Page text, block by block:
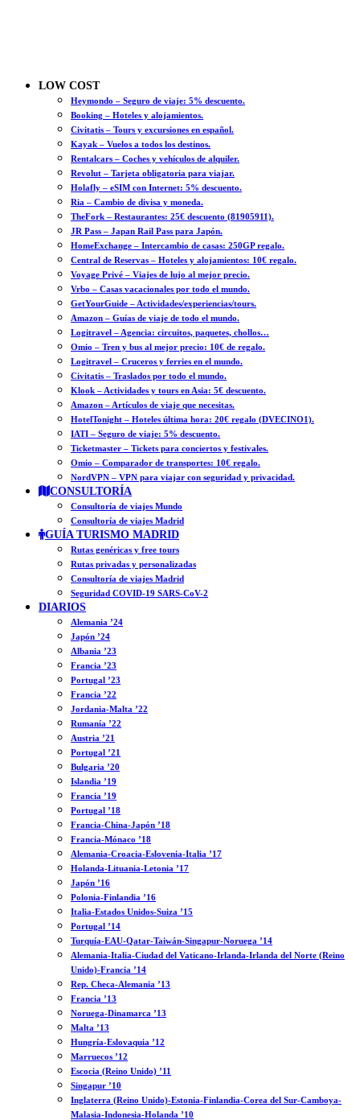
LOW COST
Heymondo – Seguro de viaje: 5% descuento.
Booking – Hoteles y alojamientos.
Civitatis – Tours y excursiones en español.
Kayak – Vuelos a todos los destinos.
Rentalcars – Coches y vehículos de alquiler.
Revolut – Tarjeta obligatoria para viajar.
Holafly – eSIM con Internet: 5% descuento.
Ria – Cambio de divisa y moneda.
TheFork – Restaurantes: 25€ descuento (81905911).
JR Pass – Japan Rail Pass para Japón.
HomeExchange – Intercambio de casas: 250GP regalo.
Central de Reservas – Hoteles y alojamientos: 10€ regalo.
Voyage Privé – Viajes de lujo al mejor precio.
Vrbo – Casas vacacionales por todo el mundo.
GetYourGuide – Actividades/experiencias/tours.
Amazon – Guías de viaje de todo el mundo.
Logitravel – Agencia: circuitos, paquetes, chollos…
Omio – Tren y bus al mejor precio: 10€ de regalo.
Logitravel – Cruceros y ferries en el mundo.
Civitatis – Traslados por todo el mundo.
Klook – Actividades y tours en Asia: 5€ descuento.
Amazon – Artículos de viaje que necesitas.
HotelTonight – Hoteles última hora: 20€ regalo (DVECINO1).
IATI – Seguro de viaje: 5% descuento.
Ticketmaster – Tickets para conciertos y festivales.
Omio – Comparador de transportes: 10€ regalo.
NordVPN – VPN para viajar con seguridad y privacidad.
CONSULTORÍA
Consultoría de viajes Mundo
Consultoría de viajes Madrid
GUÍA TURISMO MADRID
Rutas genéricas y free tours
Rutas privadas y personalizadas
Consultoría de viajes Madrid
Seguridad COVID-19 SARS-CoV-2
DIARIOS
Alemania ’24
Japón ’24
Albania ’23
Francia ’23
Portugal ’23
Francia ’22
Jordania-Malta ’22
Rumanía ’22
Austria ’21
Portugal ’21
Bulgaria ’20
Islandia ’19
Francia ’19
Portugal ’18
Francia-China-Japón ’18
Francia-Mónaco ’18
Alemania-Croacia-Eslovenia-Italia ’17
Holanda-Lituania-Letonia ’17
Japón ’16
Polonia-Finlandia ’16
Italia-Estados Unidos-Suiza ’15
Portugal ’14
Turquía-EAU-Qatar-Taiwán-Singapur-Noruega ’14
Alemania-Italia-Ciudad del Vaticano-Irlanda-Irlanda del Norte (Reino
Unido)-Francia ’14
Rep. Checa-Alemania ’13
Francia ’13
Noruega-Dinamarca ’13
Malta ’13
Hungría-Eslovaquia ’12
Marruecos ’12
Escocia (Reino Unido) ’11
Singapur ’10
Inglaterra (Reino Unido)-Estonia-Finlandia-Corea del Sur-Camboya-
Malasia-Indonesia-Holanda ’10